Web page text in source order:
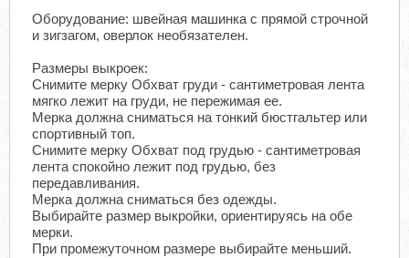
Оборудование: швейная машинка с прямой строчной
и зигзагом, оверлок необязателен.
Размеры выкроек:
Снимите мерку Обхват груди - сантиметровая лента
мягко лежит на груди, не пережимая ее.
Мерка должна сниматься на тонкий бюстгальтер или
спортивный топ.
Снимите мерку Обхват под грудью - сантиметровая
лента спокойно лежит под грудью, без
передавливания.
Мерка должна сниматься без одежды.
Выбирайте размер выкройки, ориентируясь на обе
мерки.
При промежуточном размере выбирайте меньший.